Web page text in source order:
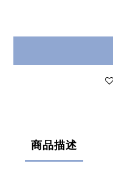
商品描述